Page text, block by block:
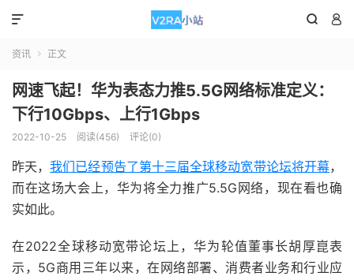
 

资讯  正文
网速飞起！华为表态力推5.5G网络标准定义：
下行10Gbps、上行1Gbps
2022-10-25 阅读(456) 评论(0)
昨天，我们已经预告了第十三届全球移动宽带论坛将开幕，
而在这场大会上，华为将全力推广5.5G网络，现在看也确
实如此。
在2022全球移动宽带论坛上，华为轮值董事长胡厚崑表
示，5G商用三年以来，在网络部署、消费者业务和行业应